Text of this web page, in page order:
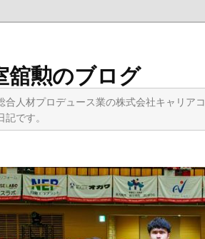
舘勲のブログ
合人材プロデュース業の株式会社キャリア
記です。